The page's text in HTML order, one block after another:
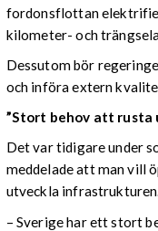
fordonsflottan
kilometer- och
Dessutom bör
och införa extern
”Stort behov att rusta
Det var tidigare under
meddelade att man vill
utveckla
– Sverige har ett stort